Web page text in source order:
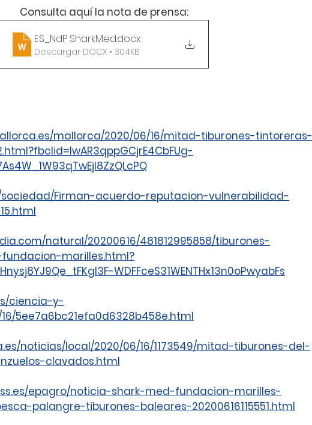
Consulta aquí la nota de prensa:
ES_NdP SharkMed.docx
Descargar DOCX • 304KB
mallorca/2020/06/16/mitad-tiburones-tintoreras-
sociedad/Firman-acuerdo-reputacion-vulnerabilidad-
natural/20200616/481812995858/tiburones-
marilles.html?
WDFFceS31WENTHx13n0oPwyabFs
ciencia-y-
5ee7a6bc21efa0d6328b458e.html
noticias/local/2020/06/16/1173549/mitad-tiburones-del-
clavados.html
epagro/noticia-shark-med-fundacion-marilles-
palangre-tiburones-baleares-20200616115551.html